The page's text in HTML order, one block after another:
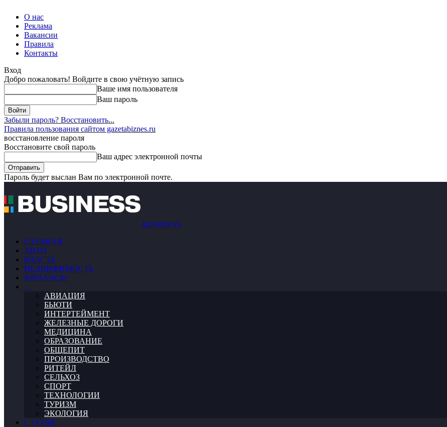
О нас
Реклама
Вакансии
Правила
Контакты
Вход
Добро пожаловать! Войдите в свою учётную запись
Ваше имя пользователя
Ваш пароль
Забыли пароль? Восстановить...
Правила пользования сайтом gazetabiznes.ru
восстановление пароля
Восстановите свой пароль
Ваш адрес электронной почты
Пароль будет выслан Вам по электронной почте.
BUSINESS
ГЛАВНАЯ
АВТО
ВЛАСТЬ
НЕДВИЖИМОСТЬ
ФИНАНСЫ
…
АВИАЦИЯ
БЬЮТИ
ИНТЕРТЕЙМЕНТ
ЖЕЛЕЗНЫЕ ДОРОГИ
МЕДИЦИНА
ОБРАЗОВАНИЕ
ОБЩЕПИТ
ПРОИЗВОДСТВО
РИТЕЙЛ
СЕЛЬХОЗ
СПОРТ
ТЕХНОЛОГИИ
ТУРИЗМ
ЭКОЛОГИЯ
СТАТЬИ